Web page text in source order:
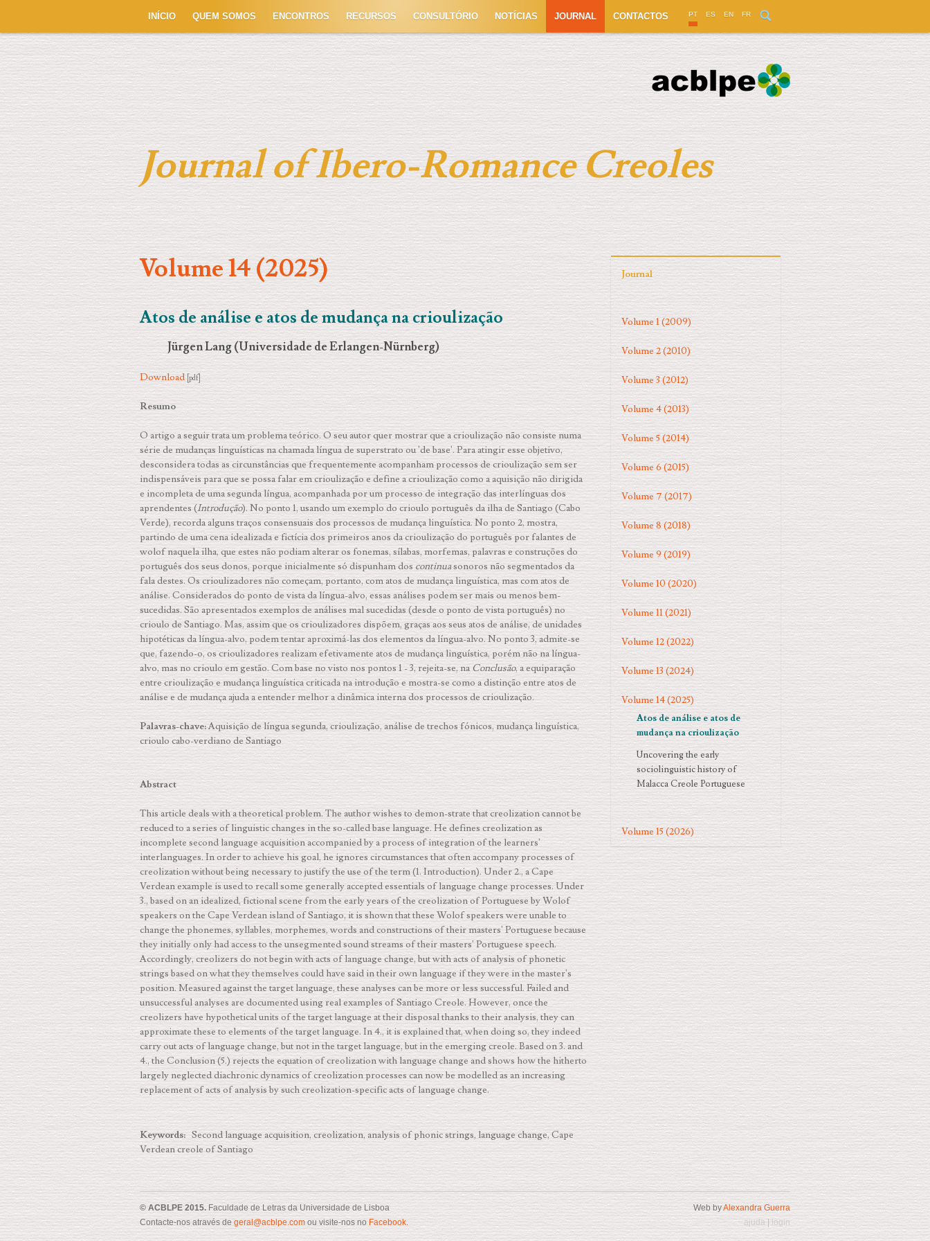
INÍCIO QUEM SOMOS ENCONTROS RECURSOS CONSULTÓRIO NOTÍCIAS JOURNAL CONTACTOS PT ES EN FR
Journal of Ibero-Romance Creoles
Volume 14 (2025)
Atos de análise e atos de mudança na crioulização
Jürgen Lang (Universidade de Erlangen-Nürnberg)
Download [pdf]
Resumo
O artigo a seguir trata um problema teórico. O seu autor quer mostrar que a crioulização não consiste numa
série de mudanças linguísticas na chamada língua de superstrato ou 'de base'. Para atingir esse objetivo,
desconsidera todas as circunstâncias que frequentemente acompanham processos de crioulização sem ser
indispensáveis para que se possa falar em crioulização e define a crioulização como a aquisição não dirigida
e incompleta de uma segunda língua, acompanhada por um processo de integração das interlínguas dos
aprendentes (Introdução). No ponto 1, usando um exemplo do crioulo português da ilha de Santiago (Cabo
Verde), recorda alguns traços consensuais dos processos de mudança linguística. No ponto 2, mostra,
partindo de uma cena idealizada e fictícia dos primeiros anos da crioulização do português por falantes de
wolof naquela ilha, que estes não podiam alterar os fonemas, sílabas, morfemas, palavras e construções do
português dos seus donos, porque inicialmente só dispunham dos continuasonoros não segmentados da
fala destes. Os crioulizadores não começam, portanto, com atos de mudança linguística, mas com atos de
análise. Considerados do ponto de vista da língua-alvo, essas análises podem ser mais ou menos bem-
sucedidas. São apresentados exemplos de análises mal sucedidas (desde o ponto de vista português) no
crioulo de Santiago. Mas, assim que os crioulizadores dispõem, graças aos seus atos de análise, de unidades
hipotéticas da língua-alvo, podem tentar aproximá-las dos elementos da língua-alvo. No ponto 3, admite-se
que, fazendo-o, os crioulizadores realizam efetivamente atos de mudança linguística, porém não na língua-
alvo, mas no crioulo em gestão. Com base no visto nos pontos 1 - 3, rejeita-se, na Conclusão, a equiparação
entre crioulização e mudança linguística criticada na introdução e mostra-se como a distinção entre atos de
análise e de mudança ajuda a entender melhor a dinâmica interna dos processos de crioulização.
Palavras-chave:Aquisição de língua segunda, crioulização, análise de trechos fónicos, mudança linguística,
crioulo cabo-verdiano de Santiago
Abstract
This article deals with a theoretical problem. The author wishes to demon-strate that creolization cannot be
reduced to a series of linguistic changes in the so-called base language. He defines creolization as
incomplete second language acquisition accompanied by a process of integration of the lear­ners'
interlanguages. In order to achieve his goal, he ignores circumstances that often accompany processes of
creolization without being necessary to jus­tify the use of the term (1. Introduction). Under 2., a Cape
Verdean exam­ple is used to recall some generally accepted essentials of language change processes. Under
3., based on an idealized, fictional scene from the early years of the creolization of Portuguese by Wolof
speakers on the Cape Ver­dean island of Santiago, it is shown that these Wolof speakers were unable to
change the phonemes, syllables, morphemes, words and constructions of their masters' Portuguese because
they initially only had access to the unseg­men­ted sound streams of their masters' Portuguese speech.
Accordingly, creo­lizers do not begin with acts of language change, but with acts of ana­ly­sis of phonetic
strings based on what they themselves could have said in their own language if they were in the master's
position. Measured against the target language, these analyses can be more or less successful. Failed and
unsuccessful analyses are documented using real examples of Santiago Creole. However, once the
creolizers have hypothetical units of the target language at their disposal thanks to their analysis, they can
approximate these to elements of the target language. In 4., it is explained that, when do­ing so, they indeed
carry out acts of language change, but not in the target language, but in the emerging creole. Based on 3. and
4., the Conclusion (5.) rejects the equation of creolization with language change and shows how the hitherto
largely neglected diachronic dynamics of creolization processes can now be modelled as an increasing
replacement of acts of analysis by such creolization-specific acts of language change.
Keywords:Second language acquisition, creolization, analysis of phonic strings, language change, Cape
Verdean creole of Santiago
Journal
Volume 1 (2009)
Volume 2 (2010)
Volume 3 (2012)
Volume 4 (2013)
Volume 5 (2014)
Volume 6 (2015)
Volume 7 (2017)
Volume 8 (2018)
Volume 9 (2019)
Volume 10 (2020)
Volume 11 (2021)
Volume 12 (2022)
Volume 13 (2024)
Volume 14 (2025)
Atos de análise e atos de
mudança na crioulização
Uncovering the early
sociolinguistic history of
Malacca Creole Portuguese
Volume 15 (2026)
© ACBLPE 2015.Faculdade de Letras da Universidade de Lisboa
Contacte-nos através degeral@acblpe.com ou visite-nos no Facebook.
Web byAlexandra Guerra
ajuda
login